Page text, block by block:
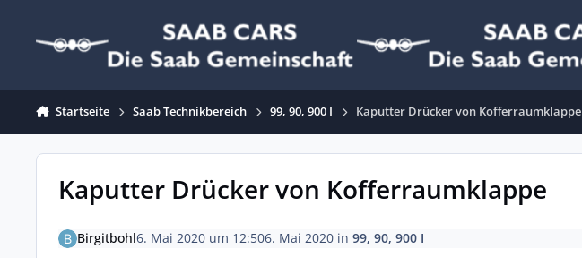
Startseite Saab Technikbereich 99, 90, 900 I Kaputter Drücker von Kofferraumklappe
Kaputter Drücker von Kofferraumklappe
Birgitbohl6. Mai 2020 um 12:506. Mai 2020in 99, 90, 900 I